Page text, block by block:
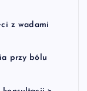
z wadami
przy bólu